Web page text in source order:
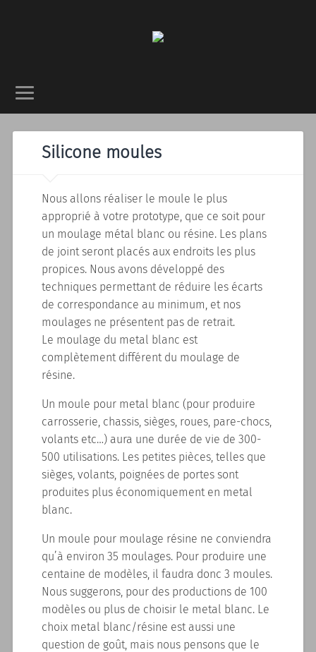
Silicone moules
Nous allons réaliser le moule le plus
approprié à votre prototype, que ce soit pour
un moulage métal blanc ou résine. Les plans
de joint seront placés aux endroits les plus
propices. Nous avons développé des
techniques permettant de réduire les écarts
de correspondance au minimum, et nos
moulages ne présentent pas de retrait.
Le moulage du metal blanc est
complètement différent du moulage de
résine.
Un moule pour metal blanc (pour produire
carrosserie, chassis, sièges, roues, pare-chocs,
volants etc…) aura une durée de vie de 300-
500 utilisations. Les petites pièces, telles que
sièges, volants, poignées de portes sont
produites plus économiquement en metal
blanc.
Un moule pour moulage résine ne conviendra
qu’à environ 35 moulages. Pour produire une
centaine de modèles, il faudra donc 3 moules.
Nous suggerons, pour des productions de 100
modèles ou plus de choisir le metal blanc. Le
choix metal blanc/résine est aussi une
question de goût, mais nous pensons que le